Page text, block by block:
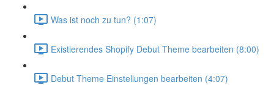
Was ist noch zu tun? (1:07)
Existierendes Shopify Debut Theme bearbeiten (8:00)
Debut Theme Einstellungen bearbeiten (4:07)